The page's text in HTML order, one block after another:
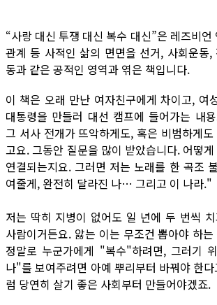
“사랑 대신 투쟁 대신 복수 대신”은 레즈비언
관계 등 사적인 삶의 면면을 선거, 사회운동,
동과 같은 공적인 영역과 엮은 책입니다.
이 책은 오래 만난 여자친구에게 차이고, 여
대통령을 만들러 대선 캠프에 들어가는 내
그 서사 전개가 뜨악하게도, 혹은 비범하게
고요. 그동안 질문을 많이 받았습니다. 어떻
연결되는지요. 그러면 저는 노래를 한 곡조
여줄게, 완전히 달라진 나… 그리고 이 나라."
저는 딱히 지병이 없어도 일 년에 두 번씩
사람이거든요. 앓는 이는 무조건 뽑아야 하
정말로 누군가에게 "복수"하려면, 그러기
나"를 보여주려면 아예 뿌리부터 바꿔야 한
럼 당연히 살기 좋은 사회부터 만들어야겠죠.